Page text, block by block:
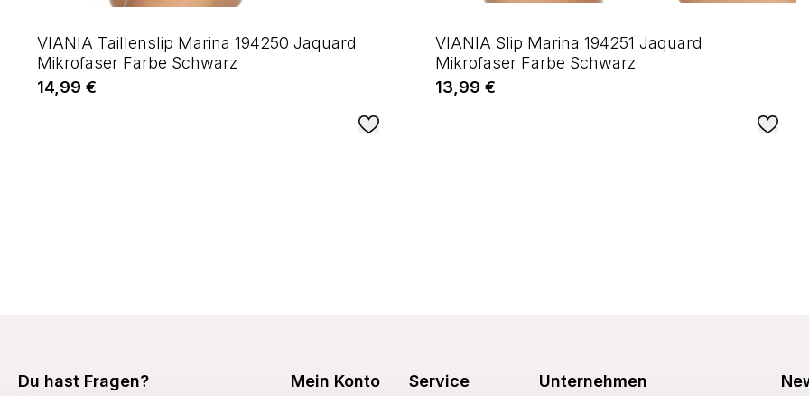
VIANIA Taillenslip Marina 194250 Jaquard
Mikrofaser Farbe Schwarz
14,99 €
VIANIA Slip Marina 194251 Jaquard
Mikrofaser Farbe Schwarz
13,99 €
Du hast Fragen? Mein Konto Service Unternehmen